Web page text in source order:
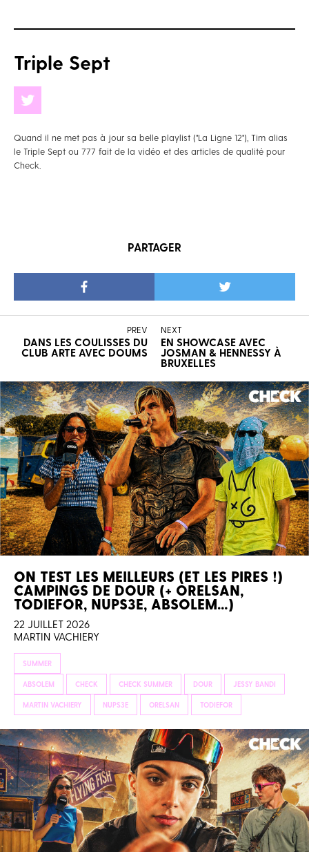
Triple Sept
Quand il ne met pas à jour sa belle playlist ("La Ligne 12"), Tim alias
le Triple Sept ou 777 fait de la vidéo et des articles de qualité pour
Check.
PARTAGER
PREV
DANS LES COULISSES DU
CLUB ARTE AVEC DOUMS
NEXT
EN SHOWCASE AVEC
JOSMAN & HENNESSY À
BRUXELLES
ON TEST LES MEILLEURS (ET LES PIRES !)
CAMPINGS DE DOUR (+ ORELSAN,
TODIEFOR, NUPS3E, ABSOLEM…)
22 JUILLET 2026
MARTIN VACHIERY
SUMMER
ABSOLEM CHECK CHECK SUMMER DOUR JESSY BANDI
MARTIN VACHIERY NUPS3E ORELSAN TODIEFOR